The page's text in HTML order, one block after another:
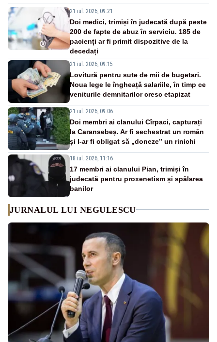
21 iul. 2026, 09:21
Doi medici, trimiși în judecată după peste
200 de fapte de abuz în serviciu. 185 de
pacienți ar fi primit dispozitive de la
decedați
21 iul. 2026, 09:15
Lovitură pentru sute de mii de bugetari.
Noua lege le îngheață salariile, în timp ce
veniturile demnitarilor cresc etapizat
21 iul. 2026, 09:06
Doi membri ai clanului Cîrpaci, capturați
la Caransebeș. Ar fi sechestrat un român
și l-ar fi obligat să „doneze” un rinichi
18 iul. 2026, 11:16
17 membri ai clanului Pian, trimiși în
judecată pentru proxenetism și spălarea
banilor
JURNALUL LUI NEGULESCU